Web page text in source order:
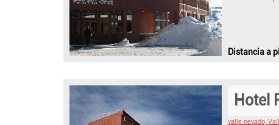
Distancia a
Hotel
valle nevado,